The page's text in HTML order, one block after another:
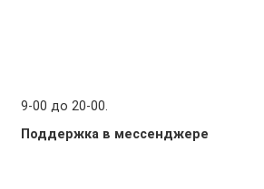
9-00 до 20-00.
Поддержка в мессенджере